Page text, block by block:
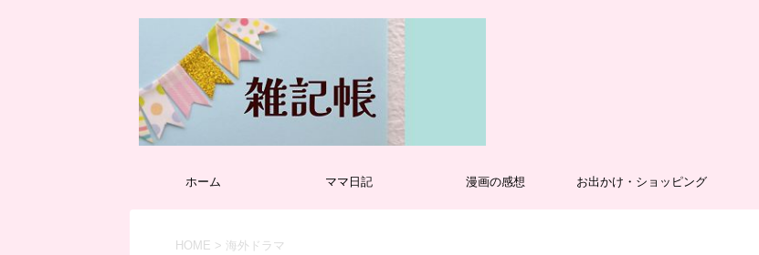
ホーム ママ日記 漫画の感想 お出かけ・ショッピング
HOME > 海外ドラマ